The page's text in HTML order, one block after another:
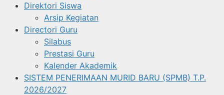
Direktori Siswa
Arsip Kegiatan
Directori Guru
Silabus
Prestasi Guru
Kalender Akademik
SISTEM PENERIMAAN MURID BARU (SPMB) T.P.
2026/2027